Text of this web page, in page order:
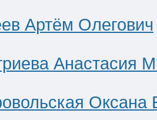
Артём Олегович
Анастасия
Оксана